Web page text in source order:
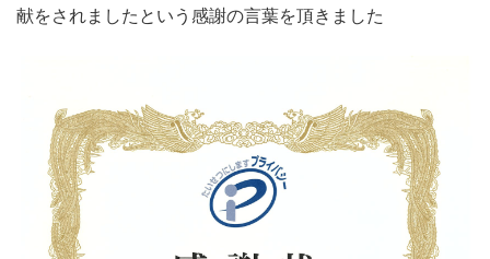
献をされましたという感謝の言葉を頂きました